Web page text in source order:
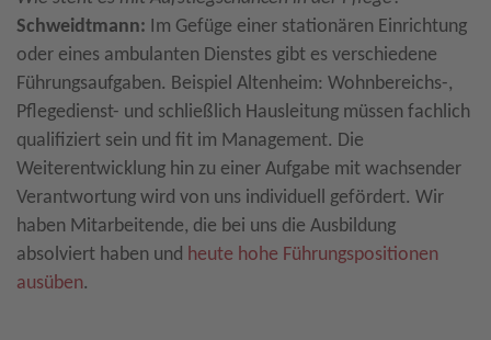
Schweidtmann: Im Gefüge einer stationären Einrichtung
oder eines ambulanten Dienstes gibt es verschiedene
Führungsaufgaben. Beispiel Altenheim: Wohnbereichs-,
Pflegedienst- und schließlich Hausleitung müssen fachlich
qualifiziert sein und fit im Management. Die
Weiterentwicklung hin zu einer Aufgabe mit wachsender
Verantwortung wird von uns individuell gefördert. Wir
haben Mitarbeitende, die bei uns die Ausbildung
absolviert haben und heute hohe Führungspositionen
ausüben.